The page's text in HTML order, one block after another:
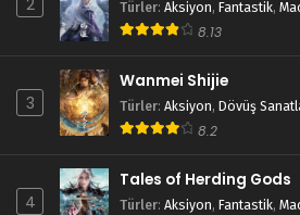
2 Türler: Aksiyon, Fantastik,
8.13
3
Wanmei Shijie
Türler: Aksiyon, Dövüş
8.2
4
Tales of Herding Gods
Türler: Aksiyon, Fantastik,